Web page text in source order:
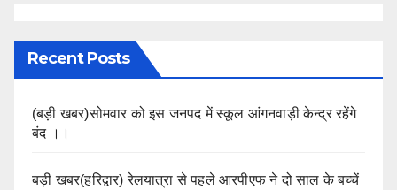
Recent Posts
(बड़ी खबर)सोमवार को इस जनपद में स्कूल आंगनवाड़ी केन्द्र रहेंगे
बंद ।।
बड़ी खबर(हरिद्वार) रेलयात्रा से पहले आरपीएफ ने दो साल के बच्चें